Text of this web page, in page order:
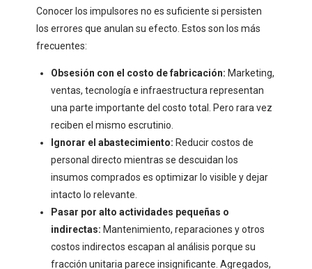
Conocer los impulsores no es suficiente si persisten
los errores que anulan su efecto. Estos son los más
frecuentes:
Obsesión con el costo de fabricación: Marketing,
ventas, tecnología e infraestructura representan
una parte importante del costo total. Pero rara vez
reciben el mismo escrutinio.
Ignorar el abastecimiento: Reducir costos de
personal directo mientras se descuidan los
insumos comprados es optimizar lo visible y dejar
intacto lo relevante.
Pasar por alto actividades pequeñas o
indirectas: Mantenimiento, reparaciones y otros
costos indirectos escapan al análisis porque su
fracción unitaria parece insignificante. Agregados,